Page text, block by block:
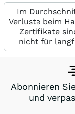
Im
Verluste beim
Zertifikate
nicht für
Abonnieren
und